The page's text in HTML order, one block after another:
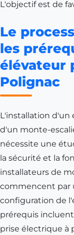
L'objectif est de
Le
les
élévateur
Polignac
L'installation d'un
d'un monte-
nécessite une
la sécurité et la
installateurs de
commencent par
configuration de
prérequis
prise électrique à